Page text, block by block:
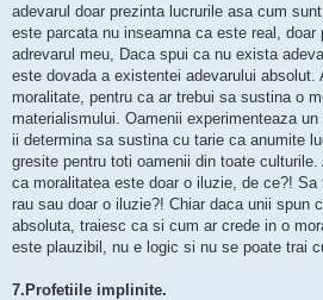
adevarul doar prezinta lucrurile asa cum
este parcata nu inseamna ca este real, doar
adrevarul meu, Daca spui ca nu exista
este dovada a existentei adevarului
moralitate, pentru ca ar trebui sa sustina o
materialismului. Oamenii experimenteaza
ii determina sa sustina cu tarie ca anumite
gresite pentru toti oamenii din toate
ca moralitatea este doar o iluzie, de ce?!
rau sau doar o iluzie?! Chiar daca unii spun
absoluta, traiesc ca si cum ar crede in o
este plauzibil, nu e logic si nu se poate trai
7.Profetiile implinite.